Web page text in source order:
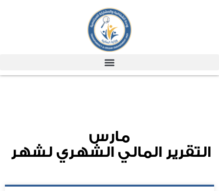
مارس
التقرير المالي الشهري لشهر